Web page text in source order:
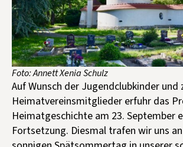
Mitglied werden
Spenden
Foto: Annett Xenia Schulz
Auf Wunsch der Jugendclubkinder und
Heimatvereinsmitglieder erfuhr das
Heimatgeschichte am 23. September
Fortsetzung. Diesmal trafen wir uns